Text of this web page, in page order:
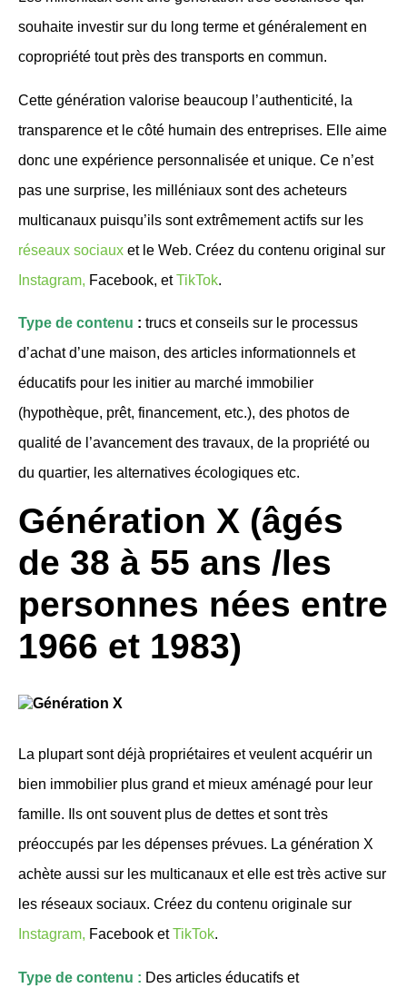
souhaite investir sur du long terme et généralement en
copropriété tout près des transports en commun.
Cette génération valorise beaucoup l’authenticité, la
transparence et le côté humain des entreprises. Elle aime
donc une expérience personnalisée et unique. Ce n’est
pas une surprise, les milléniaux sont des acheteurs
multicanaux puisqu’ils sont extrêmement actifs sur les
réseaux sociaux et le Web. Créez du contenu original sur
Instagram, Facebook, etTikTok.
Type de contenu : trucs et conseils sur le processus
d’achat d’une maison, des articles informationnels et
éducatifs pour les initier au marché immobilier
(hypothèque, prêt, financement, etc.), des photos de
qualité de l’avancement des travaux, de la propriété ou
du quartier, les alternatives écologiques etc.
Génération X (âgés
de 38 à 55 ans /les
personnes nées entre
1966 et 1983)
La plupart sont déjà propriétaires et veulent acquérir un
bien immobilier plus grand et mieux aménagé pour leur
famille. Ils ont souvent plus de dettes et sont très
préoccupés par les dépenses prévues. La génération X
achète aussi sur les multicanaux et elle est très active sur
les réseaux sociaux. Créez du contenu originale sur
Instagram, Facebook etTikTok.
Type de contenu : Des articles éducatifs et